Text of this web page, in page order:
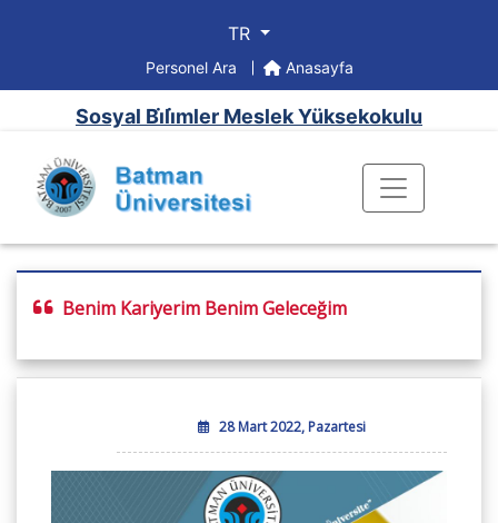
TR
Personel Ara Anasayfa
Sosyal Bi̇li̇mler Meslek Yüksekokulu
Benim Kariyerim Benim Geleceğim
28 Mart 2022, Pazartesi